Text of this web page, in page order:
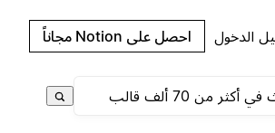
الدخول احصل على Notion مجاناً